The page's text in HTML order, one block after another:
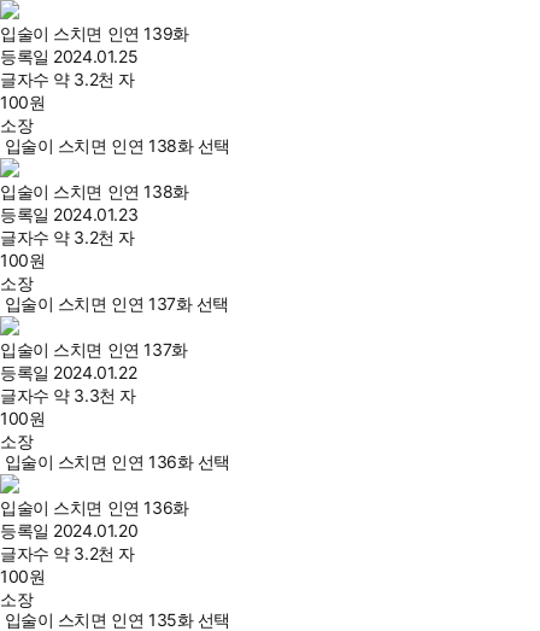
입술이 스치면 인연 139화
등록일 2024.01.25
글자수 약 3.2천 자
100원
소장
입술이 스치면 인연 138화 선택
입술이 스치면 인연 138화
등록일 2024.01.23
글자수 약 3.2천 자
100원
소장
입술이 스치면 인연 137화 선택
입술이 스치면 인연 137화
등록일 2024.01.22
글자수 약 3.3천 자
100원
소장
입술이 스치면 인연 136화 선택
입술이 스치면 인연 136화
등록일 2024.01.20
글자수 약 3.2천 자
100원
소장
입술이 스치면 인연 135화 선택